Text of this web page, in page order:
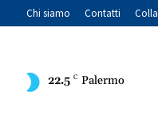
Chi siamo Contatti
22.5 C Palermo